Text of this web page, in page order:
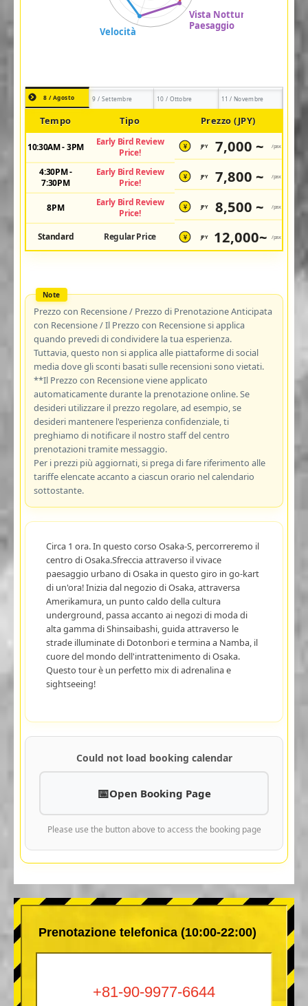
8 / Agosto 9 / Settembre 10 / Ottobre 11 / Novembre
Tempo Tipo Prezzo (JPY)
10:30AM - 3PM
Early Bird Review
Price!
¥ JPY 7,000 ~ /pax
4:30PM -
7:30PM
Early Bird Review
Price!
¥ JPY 7,800 ~ /pax
8PM
Early Bird Review
Price!
¥ JPY 8,500 ~ /pax
Standard Regular Price ¥ JPY 12,000~ /pax
Prezzo con Recensione / Prezzo di Prenotazione Anticipata
con Recensione / Il Prezzo con Recensione si applica
quando prevedi di condividere la tua esperienza.
Tuttavia, questo non si applica alle piattaforme di social
media dove gli sconti basati sulle recensioni sono vietati.
**Il Prezzo con Recensione viene applicato
automaticamente durante la prenotazione online. Se
desideri utilizzare il prezzo regolare, ad esempio, se
desideri mantenere l'esperienza confidenziale, ti
preghiamo di notificare il nostro staff del centro
prenotazioni tramite messaggio.
Per i prezzi più aggiornati, si prega di fare riferimento alle
tariffe elencate accanto a ciascun orario nel calendario
sottostante.
Circa 1 ora. In questo corso Osaka-S, percorreremo il
centro di Osaka.Sfreccia attraverso il vivace
paesaggio urbano di Osaka in questo giro in go-kart
di un'ora! Inizia dal negozio di Osaka, attraversa
Amerikamura, un punto caldo della cultura
underground, passa accanto ai negozi di moda di
alta gamma di Shinsaibashi, guida attraverso le
strade illuminate di Dotonbori e termina a Namba, il
cuore del mondo dell'intrattenimento di Osaka.
Questo tour è un perfetto mix di adrenalina e
sightseeing!
Could not load booking calendar
Open Booking Page
Please use the button above to access the booking page
Prenotazione telefonica (10:00-22:00)
+81-90-9977-6644